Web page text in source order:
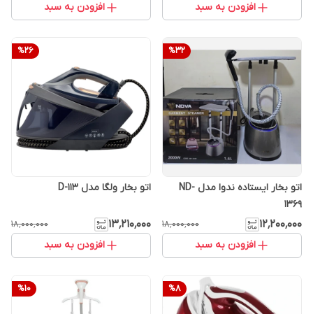
افزودن به سبد افزودن به سبد
%32
اتو بخار ایستاده ندوا مدل ND-
1369
۱۲٬۲۰۰٬۰۰۰ ۱۸٬۰۰۰٬۰۰۰
افزودن به سبد
%26
اتو بخار ولگا مدل 113-D
۱۳٬۲۱۰٬۰۰۰ ۱۸٬۰۰۰٬۰۰۰
افزودن به سبد
%8
%10